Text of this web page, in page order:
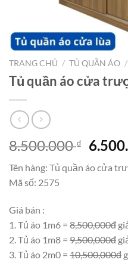
TRANG CHỦ / TỦ QUẦN ÁO /
Tủ quần áo cửa
8.500.000₫
Giá
gốc
là:
Tên hàng: Tủ quần áo cửa
Mã số: 2575
Giá bán :
1. Tủ áo 1m6 = 8,500,000đ
2. Tủ áo 1m8 = 9,500,000đ
3. Tủ áo 2m0 = 10,500,000đ